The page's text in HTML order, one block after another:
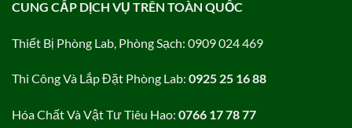
CUNG CẤP DỊCH VỤ TRÊN TOÀN QUỐC
Thiết Bị Phòng Lab, Phòng Sạch: 0909 024 469
Thi Công Và Lắp Đặt Phòng Lab: 0925 25 16 88
Hóa Chất Và Vật Tư Tiêu Hao: 0766 17 78 77